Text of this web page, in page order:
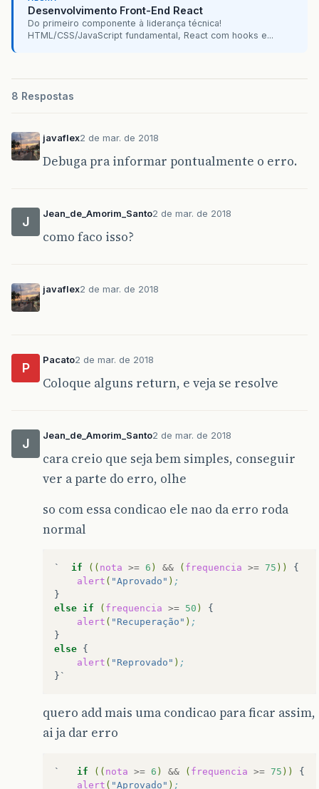
Desenvolvimento Front-End React
Do primeiro componente à liderança técnica!
HTML/CSS/JavaScript fundamental, React com hooks e...
8 Respostas
javaflex2 de mar. de 2018
Debuga pra informar pontualmente o erro.
J
Jean_de_Amorim_Santo2 de mar. de 2018
como faco isso?
javaflex2 de mar. de 2018
P
Pacato2 de mar. de 2018
Coloque alguns return, e veja se resolve
J
Jean_de_Amorim_Santo2 de mar. de 2018
cara creio que seja bem simples, conseguir
ver a parte do erro, olhe
so com essa condicao ele nao da erro roda
normal
` if (( nota >= 6 ) && ( frequencia >= 75 ))
alert ( "Aprovado" ) ;
else if ( frequencia >= 50 )
alert ( "Recuperação" ) ;
else
alert ( "Reprovado" ) ;
quero add mais uma condicao para ficar assim,
ai ja dar erro
` if (( nota >= 6 ) && ( frequencia >= 75 ))
alert ( "Aprovado" ) ;